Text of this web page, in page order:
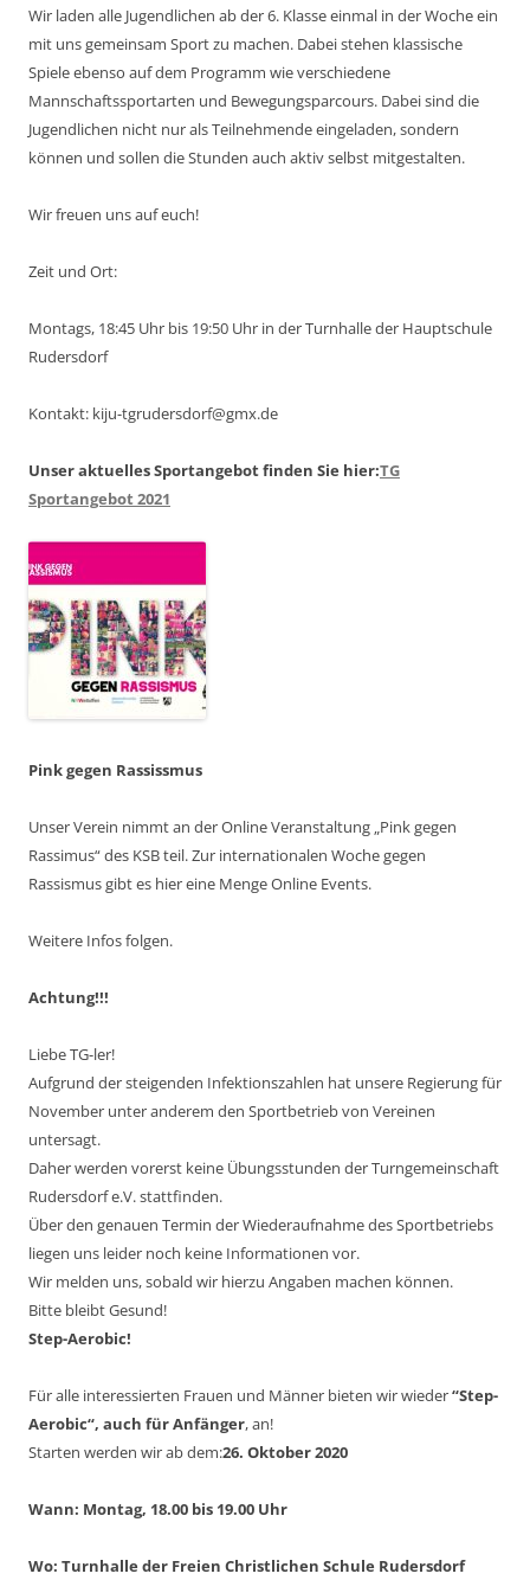
Wir laden alle Jugendlichen ab der 6. Klasse einmal in der Woche ein
mit uns gemeinsam Sport zu machen. Dabei stehen klassische
Spiele ebenso auf dem Programm wie verschiedene
Mannschaftssportarten und Bewegungsparcours. Dabei sind die
Jugendlichen nicht nur als Teilnehmende eingeladen, sondern
können und sollen die Stunden auch aktiv selbst mitgestalten.
Wir freuen uns auf euch!
Zeit und Ort:
Montags, 18:45 Uhr bis 19:50 Uhr in der Turnhalle der Hauptschule
Rudersdorf
Kontakt: kiju-tgrudersdorf@gmx.de
Unser aktuelles Sportangebot finden Sie hier:TG
Sportangebot 2021
Pink gegen Rassissmus
Unser Verein nimmt an der Online Veranstaltung „Pink gegen
Rassimus“ des KSB teil. Zur internationalen Woche gegen
Rassismus gibt es hier eine Menge Online Events.
Weitere Infos folgen.
Achtung!!!
Liebe TG-ler!
Aufgrund der steigenden Infektionszahlen hat unsere Regierung für
November unter anderem den Sportbetrieb von Vereinen
untersagt.
Daher werden vorerst keine Übungsstunden der Turngemeinschaft
Rudersdorf e.V. stattfinden.
Über den genauen Termin der Wiederaufnahme des Sportbetriebs
liegen uns leider noch keine Informationen vor.
Wir melden uns, sobald wir hierzu Angaben machen können.
Bitte bleibt Gesund!
Step-Aerobic!
Für alle interessierten Frauen und Männer bieten wir wieder“Step-
Aerobic“, auch für Anfänger, an!
Starten werden wir ab dem:26. Oktober 2020
Wann: Montag, 18.00 bis 19.00 Uhr
Wo: Turnhalle der Freien Christlichen Schule Rudersdorf